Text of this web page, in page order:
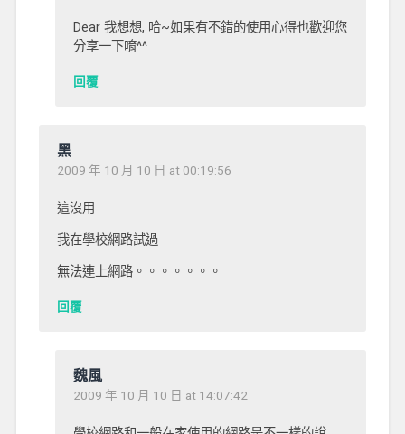
Dear 我想想, 哈~如果有不錯的使用心得也歡迎您
分享一下唷^^
回覆
黑
2009 年 10 月 10 日 at 00:19:56
這沒用
我在學校網路試過
無法連上網路。。。。。。。
回覆
魏風
2009 年 10 月 10 日 at 14:07:42